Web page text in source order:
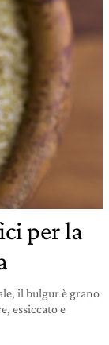
per la
il bulgur è grano
essiccato e